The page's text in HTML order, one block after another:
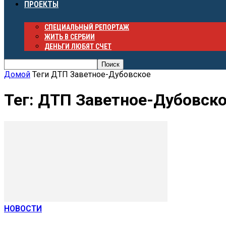
ПРОЕКТЫ
СПЕЦИАЛЬНЫЙ РЕПОРТАЖ
ЖИТЬ В СЕРБИИ
ДЕНЬГИ ЛЮБЯТ СЧЕТ
Домой Теги ДТП Заветное-Дубовское
Тег: ДТП Заветное-
НОВОСТИ